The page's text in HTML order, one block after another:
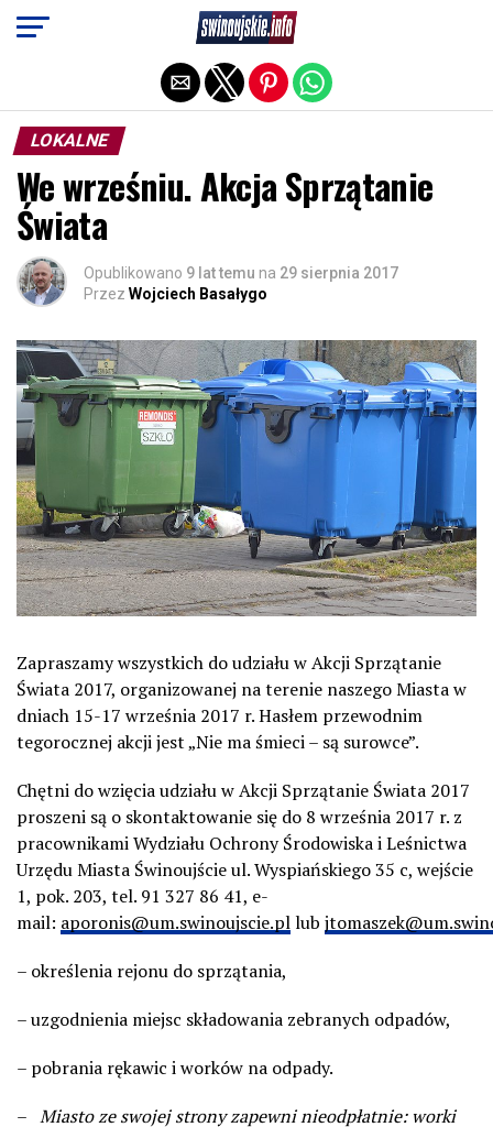
LOKALNE
We wrześniu. Akcja Sprzątanie
Świata
Opublikowano 9 lat temu na 29 sierpnia 2017
Przez Wojciech Basałygo
Zapraszamy wszystkich do udziału w Akcji Sprzątanie
Świata 2017, organizowanej na terenie naszego Miasta w
dniach 15-17 września 2017 r. Hasłem przewodnim
tegorocznej akcji jest „Nie ma śmieci – są surowce”.
Chętni do wzięcia udziału w Akcji Sprzątanie Świata 2017
proszeni są o skontaktowanie się do 8 września 2017 r. z
pracownikami Wydziału Ochrony Środowiska i Leśnictwa
Urzędu Miasta Świnoujście ul. Wyspiańskiego 35 c, wejście
1, pok. 203, tel. 91 327 86 41, e-
mail: aporonis@um.swinoujscie.pllub
– określenia rejonu do sprzątania,
– uzgodnienia miejsc składowania zebranych odpadów,
– pobrania rękawic i worków na odpady.
– Miasto ze swojej strony zapewni nieodpłatnie: worki
Exit mobile version